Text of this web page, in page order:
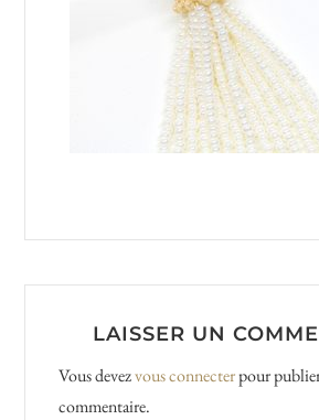
Interactions
LAISSER UN
Vous devezvous connecterpour
commentaire.